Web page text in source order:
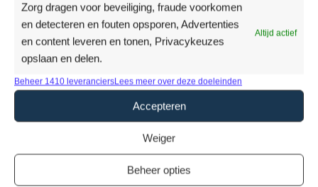
Zorg dragen voor beveiliging, fraude voorkomen
en detecteren en fouten opsporen, Advertenties
en content leveren en tonen, Privacykeuzes
opslaan en delen.
Altijd actief
Beheer 1410 leveranciersLees meer over deze doeleinden
Accepteren
Weiger
Beheer opties